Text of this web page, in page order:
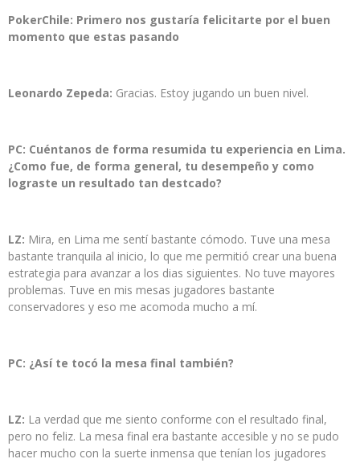
PokerChile: Primero nos gustaría felicitarte por el buen
momento que estas pasando
Leonardo Zepeda: Gracias. Estoy jugando un buen nivel.
PC: Cuéntanos de forma resumida tu experiencia en Lima.
¿Como fue, de forma general, tu desempeño y como
lograste un resultado tan destcado?
LZ: Mira, en Lima me sentí bastante cómodo. Tuve una mesa
bastante tranquila al inicio, lo que me permitió crear una buena
estrategia para avanzar a los dias siguientes. No tuve mayores
problemas. Tuve en mis mesas jugadores bastante
conservadores y eso me acomoda mucho a mí.
PC: ¿Así te tocó la mesa final también?
LZ: La verdad que me siento conforme con el resultado final,
pero no feliz. La mesa final era bastante accesible y no se pudo
hacer mucho con la suerte inmensa que tenían los jugadores